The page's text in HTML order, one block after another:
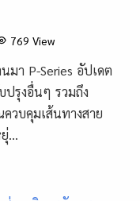
769 View
มา P-Series อัปเดต
ปรุงอื่นๆ รวมถึง
วบคุมเส้นทางสาย
...